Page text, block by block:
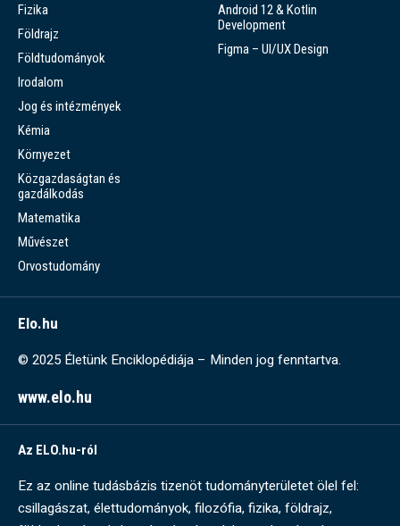
Fizika
Földrajz
Földtudományok
Irodalom
Jog és intézmények
Kémia
Környezet
Közgazdaságtan és
gazdálkodás
Matematika
Művészet
Orvostudomány
Android 12 & Kotlin
Development
Figma – UI/UX Design
Elo.hu
© 2025 Életünk Enciklopédiája – Minden jog fenntartva.
www.elo.hu
Az ELO.hu-ról
Ez az online tudásbázis tizenöt tudományterületet ölel fel:
csillagászat, élettudományok, filozófia, fizika, földrajz,